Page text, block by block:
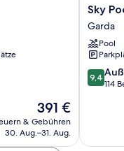
Der
Preis
beträgt
391 €
& Gebühren
30. Aug.–31. Aug.
Sky
Pool
Hotel
Sole
Garda
Garda
Sky
Garda
Pool
9.4
von
9,4
114